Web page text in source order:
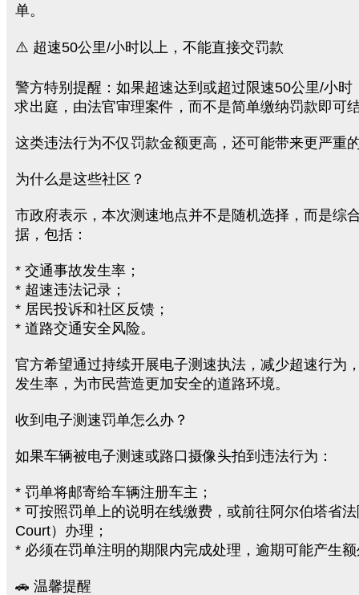
单。
⚠️ 超速50公里/小时以上，不能直接交罚款
警方特别提醒：如果超速达到或超过限速50公里/小时
求出庭，由法官审理案件，而不是简单缴纳罚款即可
这类违法行为不仅罚款金额更高，还可能带来更严重
为什么是这些社区？
市政府表示，本次测速地点并不是随机选择，而是综
据，包括：
* 交通事故发生率；
* 超速违法记录；
* 居民投诉和社区反馈；
* 道路交通安全风险。
官方希望通过持续开展电子测速执法，减少超速行为
发生率，为市民营造更加安全的道路环境。
收到电子测速罚单怎么办？
如果车辆被电子测速或路口摄像头拍到违法行为：
* 罚单将邮寄给车辆注册车主；
* 可按照罚单上的说明在线缴费，或前往阿尔伯塔省
Court）办理；
* 必须在罚单注明的期限内完成处理，逾期可能产生
🚗 温馨提醒